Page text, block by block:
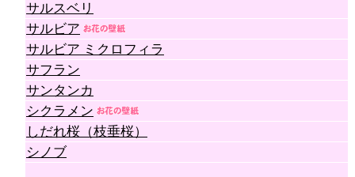
サルスベリ
サルビア
サルビア ミクロフィラ
サフラン
サンタンカ
シクラメン
しだれ桜（枝垂桜）
シノブ